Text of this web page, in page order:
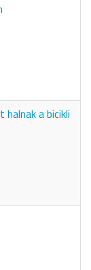
halnak a bicikli